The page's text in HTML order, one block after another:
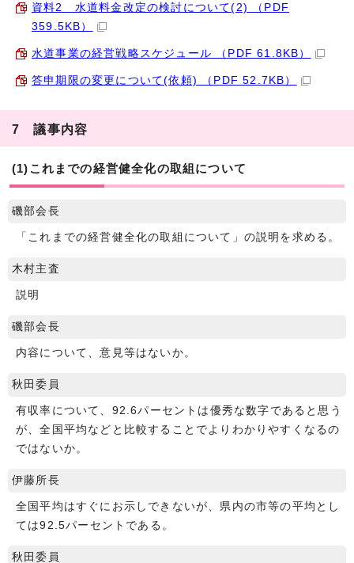
資料2 水道料金改定の検討について(2) （PDF
359.5KB）
水道事業の経営戦略スケジュール （PDF 61.8KB）
答申期限の変更について(依頼) （PDF 52.7KB）
7 議事内容
(1)これまでの経営健全化の取組について
磯部会長
「これまでの経営健全化の取組について」の説明を求める。
木村主査
説明
磯部会長
内容について、意見等はないか。
秋田委員
有収率について、92.6パーセントは優秀な数字であると思う
が、全国平均などと比較することでよりわかりやすくなるの
ではないか。
伊藤所長
全国平均はすぐにお示しできないが、県内の市等の平均とし
ては92.5パーセントである。
秋田委員